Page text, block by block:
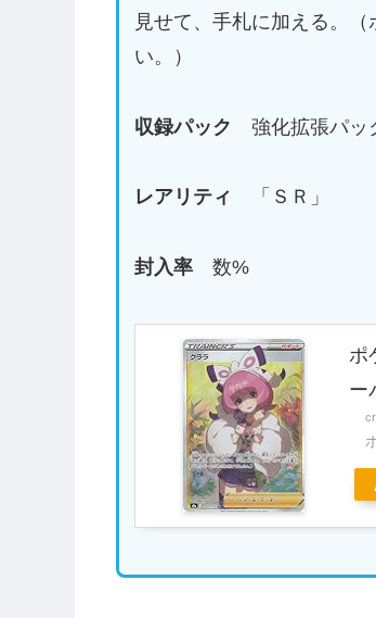
見せて、手札に加える。
い。）
収録パック 強化拡張パッ
レアリティ 「ＳＲ」
封入率 数%
ポ
ー